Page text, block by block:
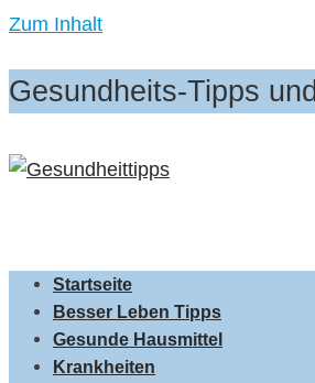
Zum Inhalt
Gesundheits-Tipps
Startseite
Besser Leben Tipps
Gesunde Hausmittel
Krankheiten